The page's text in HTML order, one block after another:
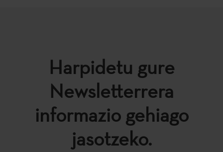
Harpidetu gure
Newsletterrera
informazio gehiago
jasotzeko.